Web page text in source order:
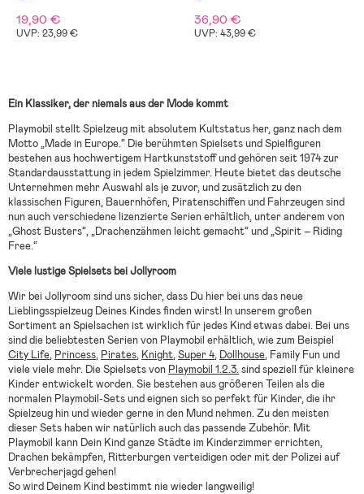
19,90 €
UVP: 23,99 €
36,90 €
UVP: 43,99 €
Ein Klassiker, der niemals aus der Mode kommt
Playmobil stellt Spielzeug mit absolutem Kultstatus her, ganz nach dem
Motto „Made in Europe.“ Die berühmten Spielsets und Spielfiguren
bestehen aus hochwertigem Hartkunststoff und gehören seit 1974 zur
Standardausstattung in jedem Spielzimmer. Heute bietet das deutsche
Unternehmen mehr Auswahl als je zuvor, und zusätzlich zu den
klassischen Figuren, Bauernhöfen, Piratenschiffen und Fahrzeugen sind
nun auch verschiedene lizenzierte Serien erhältlich, unter anderem von
„Ghost Busters“, „Drachenzähmen leicht gemacht“ und „Spirit – Riding
Free.“
Viele lustige Spielsets bei Jollyroom
Wir bei Jollyroom sind uns sicher, dass Du hier bei uns das neue
Lieblingsspielzeug Deines Kindes finden wirst! In unserem großen
Sortiment an Spielsachen ist wirklich für jedes Kind etwas dabei. Bei uns
sind die beliebtesten Serien von Playmobil erhältlich, wie zum Beispiel
City Life, Princess, Pirates, Knight,Super 4, Dollhouse, Family Fun und
viele viele mehr. Die Spielsets von Playmobil 1.2.3.sind speziell für kleinere
Kinder entwickelt worden. Sie bestehen aus größeren Teilen als die
normalen Playmobil-Sets und eignen sich so perfekt für Kinder, die ihr
Spielzeug hin und wieder gerne in den Mund nehmen. Zu den meisten
dieser Sets haben wir natürlich auch das passende Zubehör. Mit
Playmobil kann Dein Kind ganze Städte im Kinderzimmer errichten,
Drachen bekämpfen, Ritterburgen verteidigen oder mit der Polizei auf
Verbrecherjagd gehen!
So wird Deinem Kind bestimmt nie wieder langweilig!